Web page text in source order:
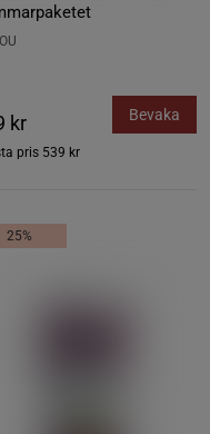
kr
pris 539 kr
Bevaka
25%